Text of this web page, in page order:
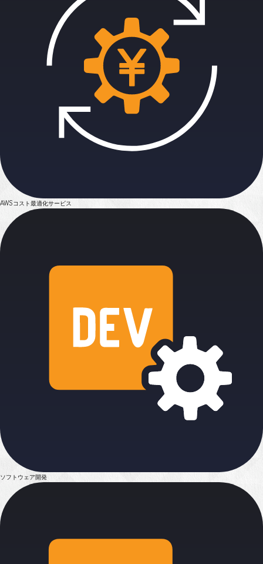
AWSコスト最適化サービス
ソフトウェア開発